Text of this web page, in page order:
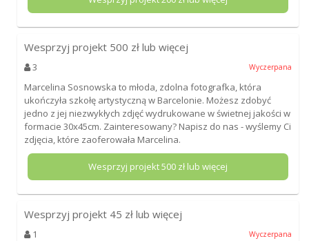
Wesprzyj projekt 500 zł lub więcej
3 Wyczerpana
Marcelina Sosnowska to młoda, zdolna fotografka, która
ukończyła szkołę artystyczną w Barcelonie. Możesz zdobyć
jedno z jej niezwykłych zdjęć wydrukowane w świetnej jakości w
formacie 30x45cm. Zainteresowany? Napisz do nas - wyślemy Ci
zdjęcia, które zaoferowała Marcelina.
Wesprzyj projekt500zł lub więcej
Wesprzyj projekt 45 zł lub więcej
1 Wyczerpana